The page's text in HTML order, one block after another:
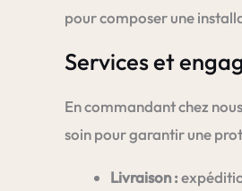
pour composer une
Services et
En commandant chez
soin pour garantir une
Livraison :